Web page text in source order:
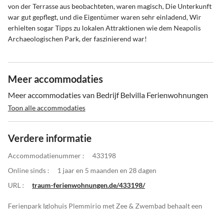
von der Terrasse aus beobachteten, waren magisch, Die Unterkunft
war gut gepflegt, und die Eigentümer waren sehr einladend, Wir
erhielten sogar Tipps zu lokalen Attraktionen wie dem Neapolis
Archaeologischen Park, der faszinierend war!
Meer accommodaties
Meer accommodaties van Bedrijf Belvilla Ferienwohnungen
Toon alle accommodaties
Verdere informatie
Accommodatienummer :
433198
Online sinds :
1 jaar en 5 maanden en 28 dagen
URL :
traum-ferienwohnungen.de/433198/
Ferienpark Iglohuis Plemmirio met Zee & Zwembad behaalt een